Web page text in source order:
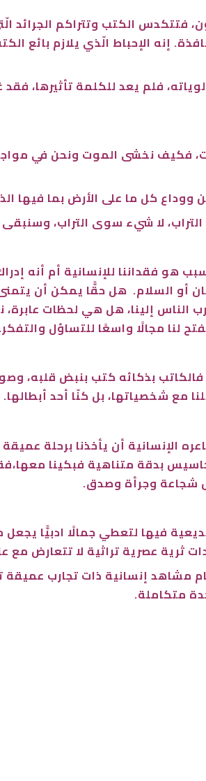
فتتكدس الكتب وتتراكم الجرائد
إنه الإحباط الّذي يلازم بائع
فلم يعد للكلمة
فكيف نخشى الموت ونحن في
كل ما على الأرض بما فيها
لا شيء سوى التراب،
هو فقداننا للإنسانية أم أنه
الناس إلينا، هل هي لحظات
لنا مجالًا واسعًا للتساؤل والتفكر.
بذكائه كتب بنبض قلبه،
مع شخصياتها، بل كنّا أحد أبطالها.
الإنسانية أن يأخذنا برحلة
بدقة متناهية فبكينا
شجاعة وجرأة وصدق.
فيها لتعطي جمالًا ادبيًّا
ثرية عصرية تراثية لا تتعارض مع
إنسانية ذات تجارب عميقة
متكاملة.